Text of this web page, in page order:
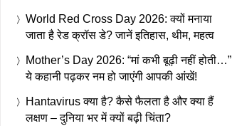
World Red Cross Day 2026: क्यों मनाया
जाता है रेड क्रॉस डे? जानें इतिहास, थीम, महत्व
Mother’s Day 2026: “मां कभी बूढ़ी नहीं होती…”
ये कहानी पढ़कर नम हो जाएंगी आपकी आंखें!
Hantavirus क्या है? कैसे फैलता है और क्या हैं
लक्षण – दुनिया भर में क्यों बढ़ी चिंता?